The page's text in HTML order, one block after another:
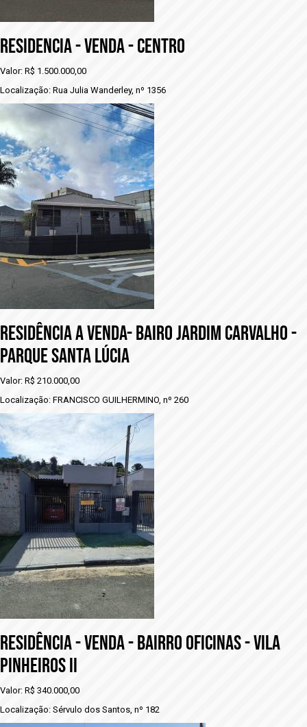
RESIDENCIA - VENDA - CENTRO
Valor: R$ 1.500.000,00
Localização: Rua Julia Wanderley, nº 1356
RESIDÊNCIA A VENDA- BAIRO JARDIM CARVALHO -
PARQUE SANTA LÚCIA
Valor: R$ 210.000,00
Localização: FRANCISCO GUILHERMINO, nº 260
RESIDÊNCIA - VENDA - BAIRRO OFICINAS - VILA
PINHEIROS II
Valor: R$ 340.000,00
Localização: Sérvulo dos Santos, nº 182